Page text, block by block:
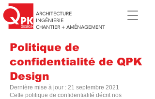
ARCHITECTURE
INGÉNIERIE
CHANTIER + AMÉNAGEMENT
Politique de
confidentialité de QPK
Design
Dernière mise à jour : 21 septembre 2021
Cette politique de confidentialité décrit nos